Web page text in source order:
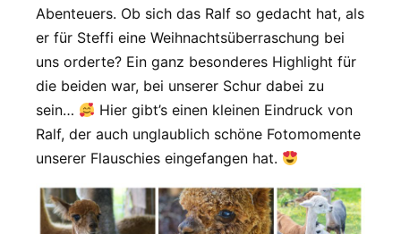
Abenteuers. Ob sich das Ralf so gedacht hat, als
er für Steffi eine Weihnachtsüberraschung bei
uns orderte? Ein ganz besonderes Highlight für
die beiden war, bei unserer Schur dabei zu
sein…
Hier gibt’s einen kleinen Eindruck von
Ralf, der auch unglaublich schöne Fotomomente
unserer Flauschies eingefangen hat.